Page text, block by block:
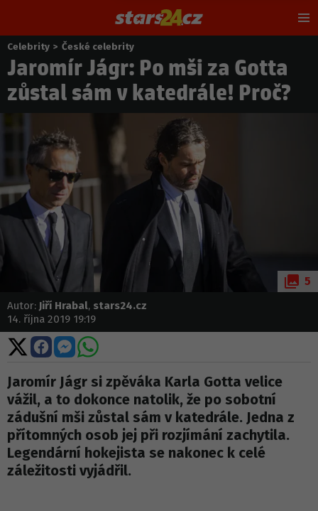
Nacházíte
se
zde:
Celebrity > České celebrity
Jaromír Jágr: Po mši za Gotta
zůstal sám v katedrále! Proč?
5
Autor: Jiří Hrabal, stars24.cz
14. října 2019 19:19
Sdílet
na
X
Sdílet
na
Facebooku
Sdílet
na
Messengeru
Sdílet
WhatsApp
Jaromír Jágr si zpěváka Karla Gotta velice
vážil, a to dokonce natolik, že po sobotní
zádušní mši zůstal sám v katedrále. Jedna z
přítomných osob jej při rozjímání zachytila.
Legendární hokejista se nakonec k celé
záležitosti vyjádřil.